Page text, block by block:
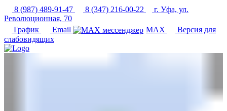
8 (987) 489-91-47 8 (347) 216-00-22
г. Уфа, ул.
Революционная, 70
График
Email MAX
Версия для
слабовидящих